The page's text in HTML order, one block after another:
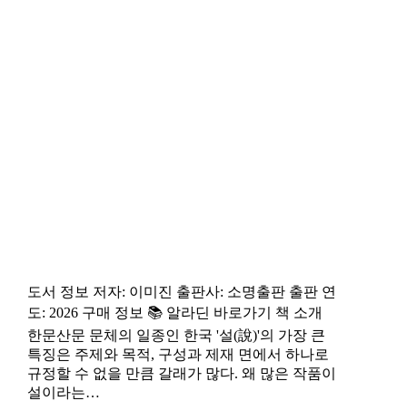
도서 정보 저자: 이미진 출판사: 소명출판 출판 연
도: 2026 구매 정보 📚 알라딘 바로가기 책 소개
한문산문 문체의 일종인 한국 '설(說)'의 가장 큰
특징은 주제와 목적, 구성과 제재 면에서 하나로
규정할 수 없을 만큼 갈래가 많다. 왜 많은 작품이
설이라는…